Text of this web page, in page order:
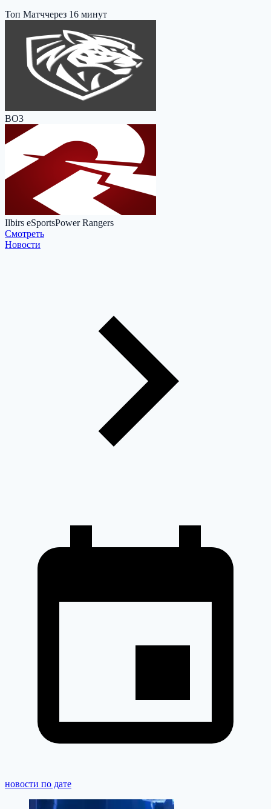
Топ Матччерез 16 минут
BO3
Ilbirs eSportsPower Rangers
Cмотреть
Новости
новости по дате